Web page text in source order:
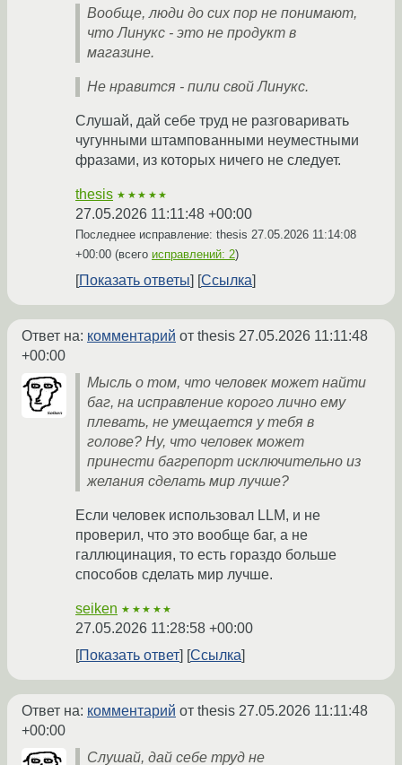
Вообще, люди до сих пор не понимают,
что Линукс - это не продукт в
магазине.
Не нравится - пили свой Линукс.
Слушай, дай себе труд не разговаривать
чугунными штампованными неуместными
фразами, из которых ничего не следует.
thesis ★★★★★
27.05.2026 11:11:48 +00:00
Последнее исправление: thesis 27.05.2026 11:14:08
+00:00 (всего исправлений: 2)
Показать ответы Ссылка
Ответ на: комментарий от thesis 27.05.2026 11:11:48
+00:00
Мысль о том, что человек может найти
баг, на исправление корого лично ему
плевать, не умещается у тебя в
голове? Ну, что человек может
принести багрепорт исключительно из
желания сделать мир лучше?
Если человек использовал LLM, и не
проверил, что это вообще баг, а не
галлюцинация, то есть гораздо больше
способов сделать мир лучше.
seiken ★★★★★
27.05.2026 11:28:58 +00:00
Показать ответ
Ссылка
Ответ на: комментарий от thesis 27.05.2026 11:11:48
+00:00
Слушай, дай себе труд не